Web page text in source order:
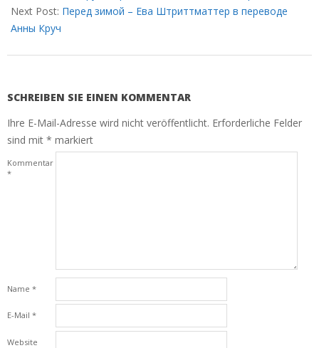
23
Next Post: Перед зимой – Ева Штриттматтер в переводе
Анны Круч
SCHREIBEN SIE EINEN KOMMENTAR
Ihre E-Mail-Adresse wird nicht veröffentlicht. Erforderliche Felder
sind mit * markiert
Kommentar
*
Name *
E-Mail *
Website